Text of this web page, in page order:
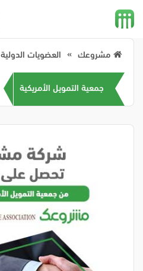
مشروعك العضويات الدولية
جمعية التمويل الأمريكية